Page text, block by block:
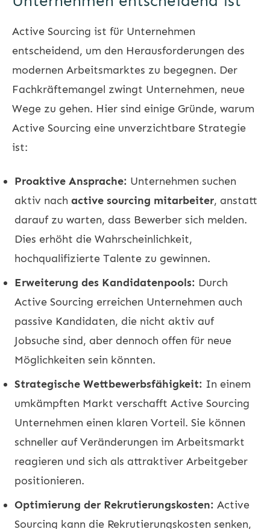
Active Sourcing ist für Unternehmen
entscheidend, um den Herausforderungen des
modernen Arbeitsmarktes zu begegnen. Der
Fachkräftemangel zwingt Unternehmen, neue
Wege zu gehen. Hier sind einige Gründe, warum
Active Sourcing eine unverzichtbare Strategie
ist:
Proaktive Ansprache: Unternehmen suchen
aktiv nach active sourcing mitarbeiter, anstatt
darauf zu warten, dass Bewerber sich melden.
Dies erhöht die Wahrscheinlichkeit,
hochqualifizierte Talente zu gewinnen.
Erweiterung des Kandidatenpools: Durch
Active Sourcing erreichen Unternehmen auch
passive Kandidaten, die nicht aktiv auf
Jobsuche sind, aber dennoch offen für neue
Möglichkeiten sein könnten.
Strategische Wettbewerbsfähigkeit: In einem
umkämpften Markt verschafft Active Sourcing
Unternehmen einen klaren Vorteil. Sie können
schneller auf Veränderungen im Arbeitsmarkt
reagieren und sich als attraktiver Arbeitgeber
positionieren.
Optimierung der Rekrutierungskosten: Active
Sourcing kann die Rekrutierungskosten senken,